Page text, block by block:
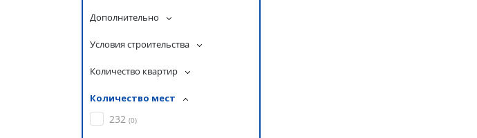
Дополнительно
Условия строительства
Количество квартир
Количество мест
232 (0)